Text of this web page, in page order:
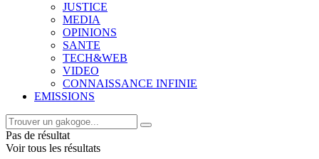
JUSTICE
MEDIA
OPINIONS
SANTE
TECH&WEB
VIDEO
CONNAISSANCE INFINIE
EMISSIONS
Pas de résultat
Voir tous les résultats